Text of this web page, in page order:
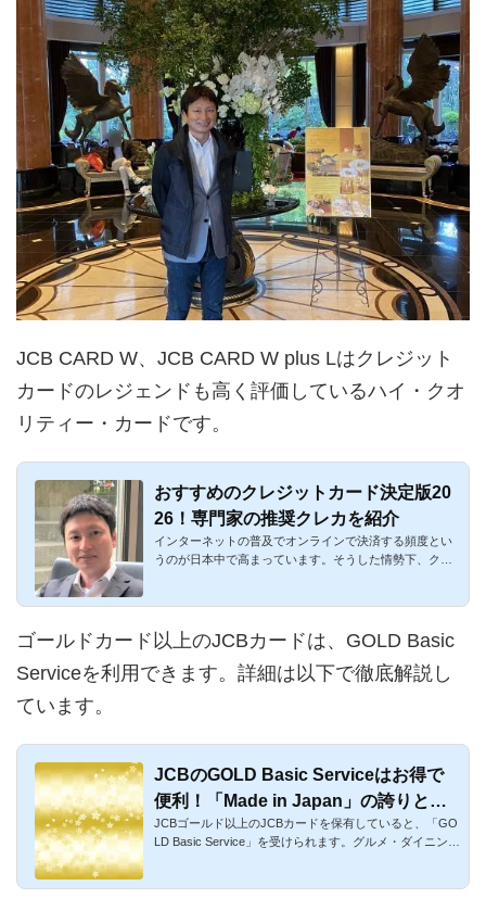
JCB CARD W、JCB CARD W plus Lはクレジット
カードのレジェンドも高く評価しているハイ・クオ
リティー・カードです。
おすすめのクレジットカード決定版20
26！専門家の推奨クレカを紹介
インターネットの普及でオンラインで決済する頻度とい
うのが日本中で高まっています。そうした情勢下、クレ
ゴールドカード以上のJCBカードは、GOLD Basic
Serviceを利用できます。詳細は以下で徹底解説し
ています。
JCBのGOLD Basic Serviceはお得で
便利！「Made in Japan」の誇りと信
頼
JCBゴールド以上のJCBカードを保有していると、「GO
LD Basic Service」を受けられます。グルメ・ダイニン